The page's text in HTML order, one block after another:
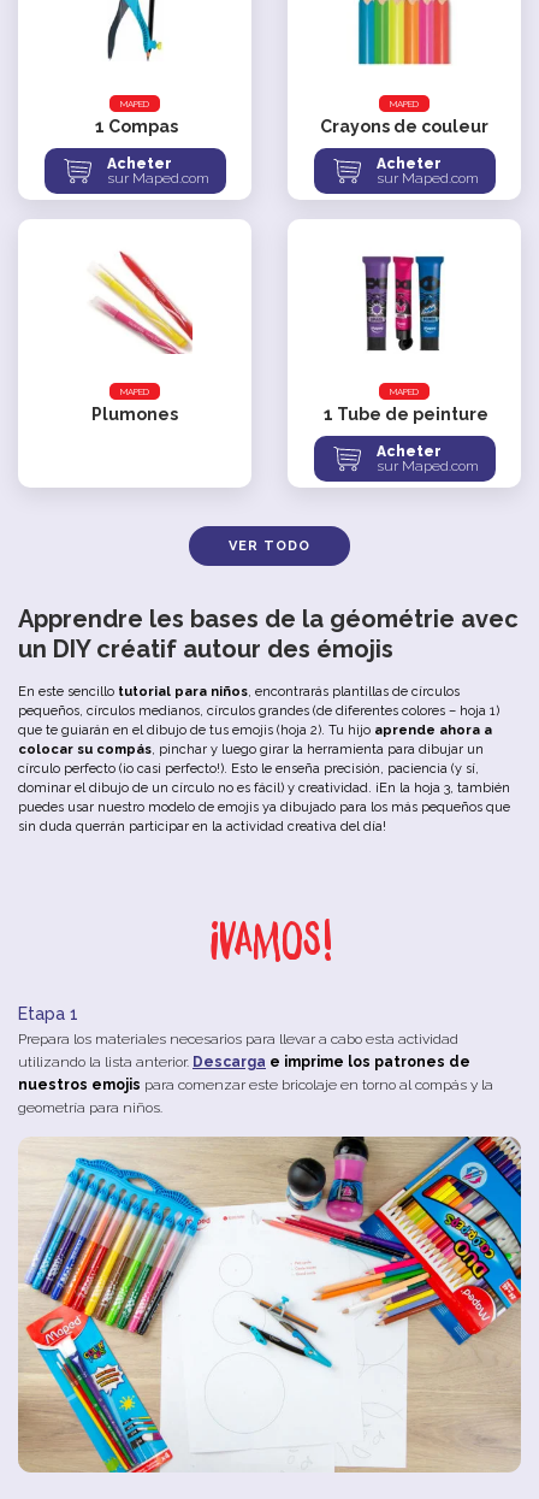
MAPED
1 Compas
Acheter
sur Maped.com
MAPED
Crayons de couleur
Acheter
sur Maped.com
MAPED
Plumones
MAPED
1 Tube de peinture
Acheter
sur Maped.com
VER TODO
Apprendre les bases de la géométrie avec
un DIY créatif autour des émojis
En este sencillo tutorial para niños, encontrarás plantillas de círculos
pequeños, círculos medianos, círculos grandes (de diferentes colores – hoja 1)
que te guiarán en el dibujo de tus emojis (hoja 2). Tu hijo aprende ahora a
colocar su compás, pinchar y luego girar la herramienta para dibujar un
círculo perfecto (¡o casi perfecto!). Esto le enseña precisión, paciencia (y sí,
dominar el dibujo de un círculo no es fácil) y creatividad. ¡En la hoja 3, también
puedes usar nuestro modelo de emojis ya dibujado para los más pequeños que
sin duda querrán participar en la actividad creativa del día!
¡Vamos!
Etapa 1
Prepara los materiales necesarios para llevar a cabo esta actividad
utilizando la lista anterior. Descarga e imprime los patrones de
nuestros emojis para comenzar este bricolaje en torno al compás y la
geometría para niños.